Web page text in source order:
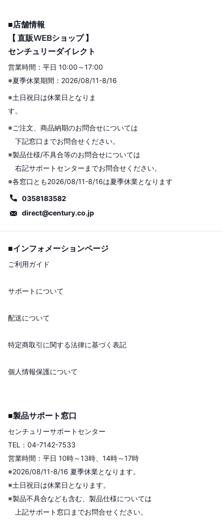
■店舗情報
【 直販WEBショップ 】
センチュリーダイレクト
営業時間：平日 10:00～17:00
※夏季休業期間：2026/08/11-8/16
※土日祝日は休業日となりま
す。
※ご注文、商品納期のお問合せについては
下記窓口までお問合せください。
※製品仕様/不具合等のお問合せについては
右記サポートセンターまでお問合せください。
※各窓口とも2026/08/11-8/16は夏季休業となります
0358183582
direct@century.co.jp
■インフォメーションページ
ご利用ガイド
サポートについて
配送について
特定商取引に関する法律に基づく表記
個人情報保護について
■製品サポート窓口
センチュリーサポートセンター
TEL：04-7142-7533
営業時間：平日 10時～13時、14時～17時
※2026/08/11-8/16 夏季休業となります。
※土日祝日は休業日となります。
※製品不具合なども含む、製品仕様については
上記サポート窓口までお問合せください。